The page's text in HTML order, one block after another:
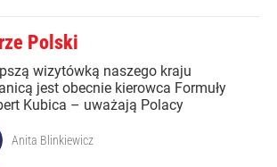
Polski
wizytówką naszego kraju
jest obecnie kierowca Formuły
Kubica – uważają Polacy
Anita Blinkiewicz